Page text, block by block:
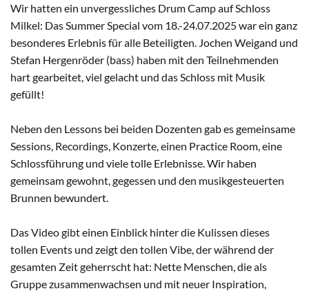
Wir hatten ein unvergessliches Drum Camp auf Schloss
Milkel: Das Summer Special vom 18.-24.07.2025 war ein ganz
besonderes Erlebnis für alle Beteiligten. Jochen Weigand und
Stefan Hergenröder (bass) haben mit den Teilnehmenden
hart gearbeitet, viel gelacht und das Schloss mit Musik
gefüllt!
Neben den Lessons bei beiden Dozenten gab es gemeinsame
Sessions, Recordings, Konzerte, einen Practice Room, eine
Schlossführung und viele tolle Erlebnisse. Wir haben
gemeinsam gewohnt, gegessen und den musikgesteuerten
Brunnen bewundert.
Das Video gibt einen Einblick hinter die Kulissen dieses
tollen Events und zeigt den tollen Vibe, der während der
gesamten Zeit geherrscht hat: Nette Menschen, die als
Gruppe zusammenwachsen und mit neuer Inspiration,